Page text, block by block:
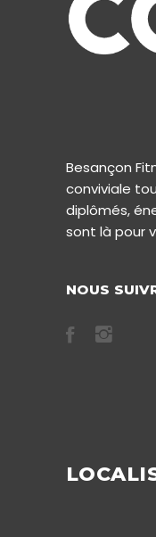
Besançon
conviviale
diplômés,
sont là pour
NOUS